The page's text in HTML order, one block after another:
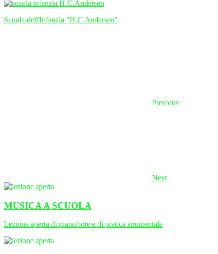
Scuola dell'Infanzia "H.C.Andersen"
Previous
Next
MUSICA A SCUOLA
Lezione aperta di pianoforte e di pratica strumentale